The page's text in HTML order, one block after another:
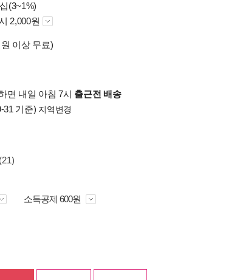
(3~1%)
2,000원
이상 무료)
면 내일 아침 7시 출근전 배송
31 기준) 지역변경
소득공제 600원